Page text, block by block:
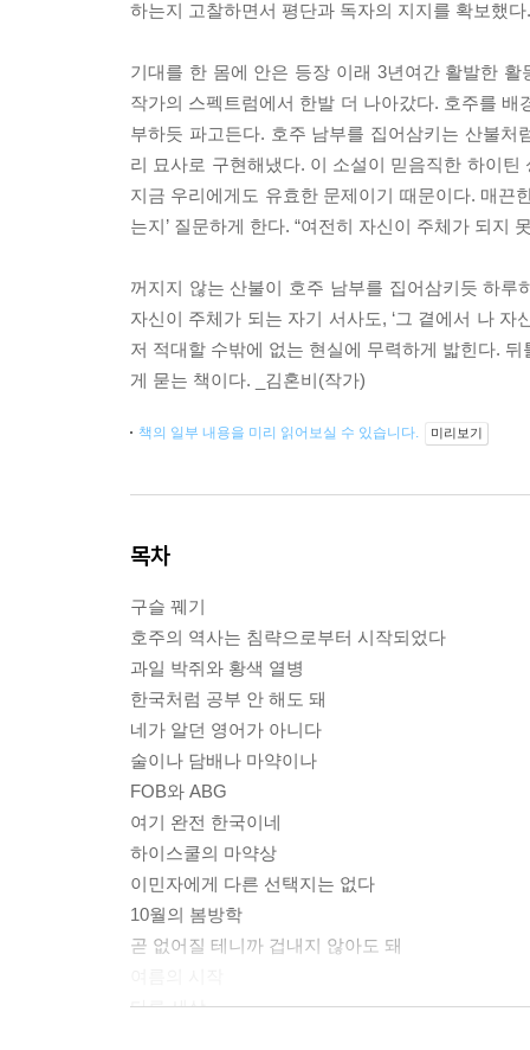
하는지 고찰하면서 평단과 독자의 지지를 확보했다.
기대를 한 몸에 안은 등장 이래 3년여간 활발한
작가의 스펙트럼에서 한발 더 나아갔다. 호주를
부하듯 파고든다. 호주 남부를 집어삼키는 산불
리 묘사로 구현해냈다. 이 소설이 믿음직한 하이
지금 우리에게도 유효한 문제이기 때문이다. 매끈
는지’ 질문하게 한다. “여전히 자신이 주체가 되지
꺼지지 않는 산불이 호주 남부를 집어삼키듯 하
자신이 주체가 되는 자기 서사도, ‘그 곁에서 나
저 적대할 수밖에 없는 현실에 무력하게 밟힌다.
게 묻는 책이다. _김혼비(작가)
책의 일부 내용을 미리 읽어보실 수 있습니다. 미리보기
목차
구슬 꿰기
호주의 역사는 침략으로부터 시작되었다
과일 박쥐와 황색 열병
한국처럼 공부 안 해도 돼
네가 알던 영어가 아니다
술이나 담배나 마약이나
FOB와 ABG
여기 완전 한국이네
하이스쿨의 마약상
이민자에게 다른 선택지는 없다
10월의 봄방학
곧 없어질 테니까 겁내지 않아도 돼
다른 세상